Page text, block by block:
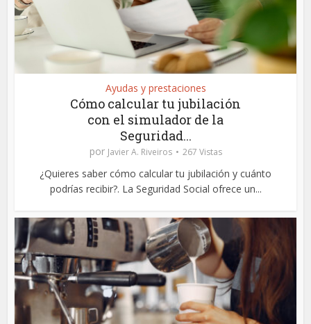
Ayudas y prestaciones
Cómo calcular tu jubilación
con el simulador de la
Seguridad...
por Javier A. Riveiros 267 Vistas
¿Quieres saber cómo calcular tu jubilación y cuánto
podrías recibir?. La Seguridad Social ofrece un...